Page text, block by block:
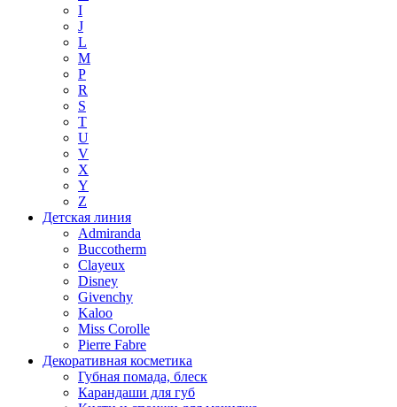
I
J
L
M
P
R
S
T
U
V
X
Y
Z
Детская линия
Admiranda
Buccotherm
Clayeux
Disney
Givenchy
Kaloo
Miss Corolle
Pierre Fabre
Декоративная косметика
Губная помада, блеск
Карандаши для губ